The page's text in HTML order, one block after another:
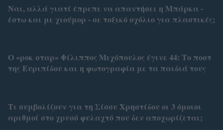
Ναι, αλλά γιατί έπρεπε να απαντήσει η Μπάρκα -
έστω και με χιούμορ - σε τοξικό σχόλιο για πλαστικές;
Ο «ροκ σταρ» Φίλιππος Μιχόπουλος έγινε 44: Το ποστ
της Ευριπίδου και η φωτογραφία με τα παιδιά τους
Τι συμβολίζουν για τη Σίσσυ Χρηστίδου οι 3 όμοιοι
αριθμοί στο χρυσό φυλαχτό που δεν αποχωρίζεται;